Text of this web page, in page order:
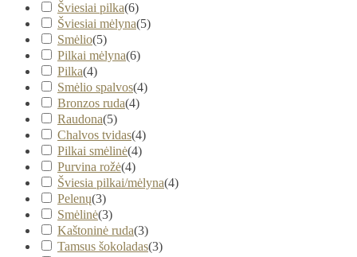
Šviesiai pilka(6)
Šviesiai mėlyna(5)
Smėlio(5)
Pilkai mėlyna(6)
Pilka(4)
Smėlio spalvos(4)
Bronzos ruda(4)
Raudona(5)
Chalvos tvidas(4)
Pilkai smėlinė(4)
Purvina rožė(4)
Šviesia pilkai/mėlyna(4)
Pelenų(3)
Smėlinė(3)
Kaštoninė ruda(3)
Tamsus šokoladas(3)